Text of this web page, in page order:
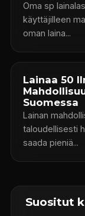
Oma sp lainalaskuri Oma sp
käyttäjilleen
oman laina...
Lainaa 50
Suomessa
Lainan
taloudellisesti
saada pieniä...
Suositut